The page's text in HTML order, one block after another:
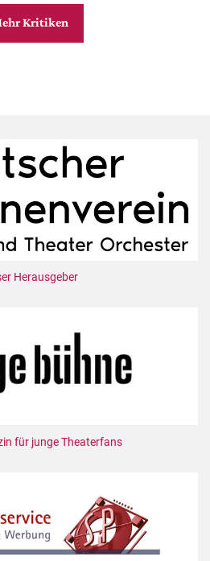
Kritiken
Herausgeber
für junge Theaterfans